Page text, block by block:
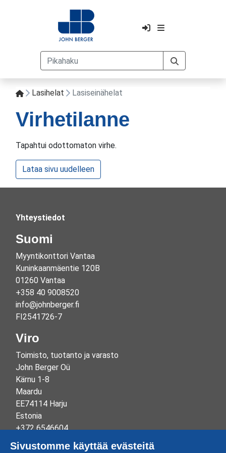
Lasihelat Lasiseinähelat
Virhetilanne
Tapahtui odottomaton virhe.
Lataa sivu uudelleen
Yhteystiedot
Suomi
Myyntikonttori Vantaa
Kuninkaanmäentie 120B
01260 Vantaa
+358 40 9008520
info@johnberger.fi
FI2541726-7
Viro
Toimisto, tuotanto ja varasto
John Berger Oü
Kärnu 1-8
Maardu
EE74114 Harju
Estonia
+372 6546604
info@johnberger.ee
Sivustomme käyttää evästeitä